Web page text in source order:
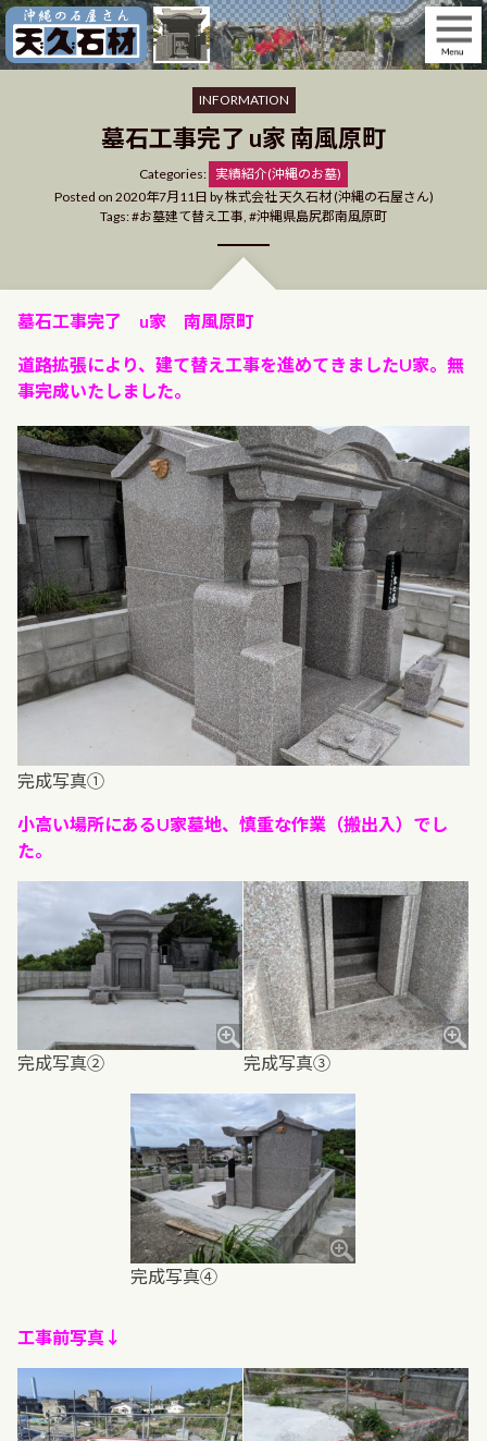
Skip
to
content
INFORMATION
墓石工事完了 u家 南風原町
Categories: Categories
実績紹介(沖縄のお墓)
Posted on 2020年7月11日 by株式会社 天久石材 (沖縄の石屋さん)
Tags:
お墓建て替え工事, 沖縄県島尻郡南風原町
墓石工事完了 u家 南風原町
道路拡張により、建て替え工事を進めてきましたU家。無
事完成いたしました。
完成写真①
小高い場所にあるU家墓地、慎重な作業（搬出入）でし
た。
完成写真② 完成写真③
完成写真④
工事前写真↓